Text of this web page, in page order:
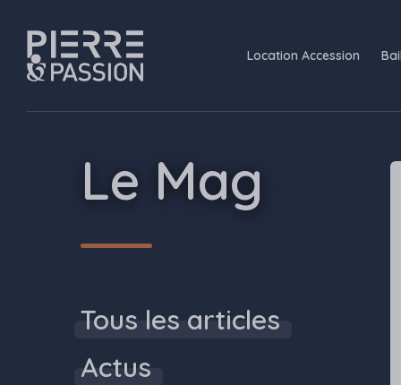
Location Accession
Le Mag
Tous les articles
Actus